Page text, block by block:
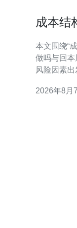
成本结
本文围绕“
做吗与回本
风险因素
断。 成本构成：区分固定成本与可变成本 评估香港大
2026年8月